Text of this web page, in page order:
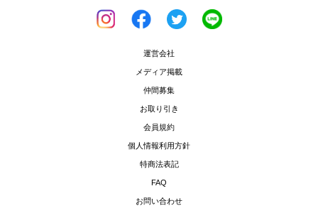
運営会社
メディア掲載
仲間募集
お取り引き
会員規約
個人情報利用方針
特商法表記
FAQ
お問い合わせ